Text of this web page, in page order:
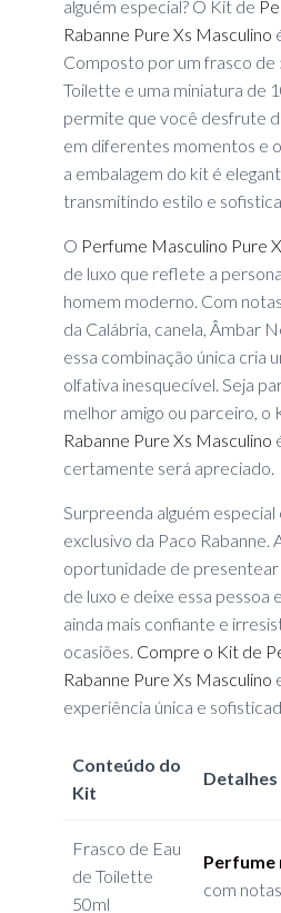
alguém especial? O Kit de
Rabanne Pure Xs Masculino
Composto por um frasco de
Toilette e uma miniatura de
permite que você desfrute
em diferentes momentos e
a embalagem do kit é
transmitindo estilo e
O Perfume Masculino Pure
de luxo que reflete a
homem moderno. Com
da Calábria, canela, Âmbar
essa combinação única cria
olfativa inesquecível. Seja
melhor amigo ou parceiro, o
Rabanne Pure Xs Masculino
certamente será apreciado.
Surpreenda alguém
exclusivo da Paco Rabanne.
oportunidade de presentear
de luxo e deixe essa pessoa
ainda mais confiante e
ocasiões. Compre o Kit de
Rabanne Pure Xs Masculino
experiência única e
Conteúdo do
Kit
Detalhes
Frasco de Eau
de Toilette
50ml
Perfume
com